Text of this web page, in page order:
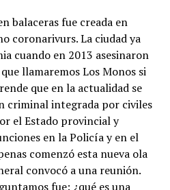
balaceras fue creada en
coronarivurs. La ciudad ya
cuando en 2013 asesinaron
llamaremos Los Monos si
que en la actualidad se
criminal integrada por civiles
el Estado provincial y
en la Policía y en el
comenzó esta nueva ola
convocó a una reunión.
fue: ¿qué es una